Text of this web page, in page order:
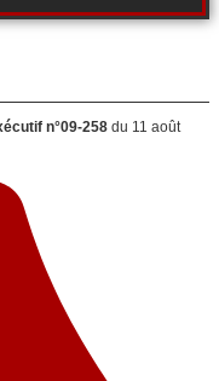
n°09-258 du 11 août